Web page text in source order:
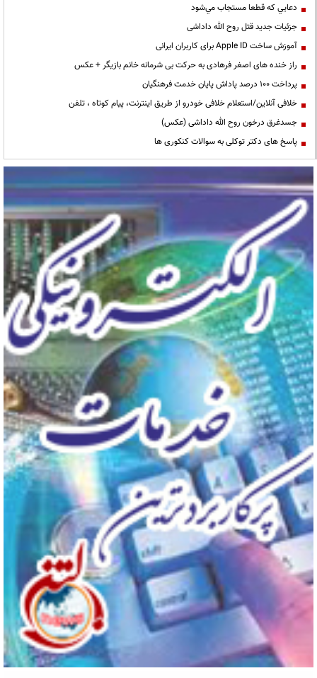
دعايي كه قطعا مستجاب مي‌شود
جزئیات جدید قتل روح الله داداشی
آموزش ساخت Apple ID برای کاربران ایرانی
راز خنده های اصغر فرهادی به حرکت بی شرمانه خانم بازیگر + عکس
پرداخت ۱۰۰ درصد پاداش پایان خدمت فرهنگیان
خلافی آنلاین/استعلام خلافی خودرو از طریق اینترنت، پیام کوتاه ، تلفن
جسدغرق درخون روح الله داداشی (عکس)
پاسخ های دکتر توکلی به سوالات کنکوری ها